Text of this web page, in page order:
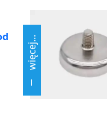
więcej...